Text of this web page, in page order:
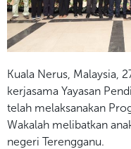
Kuala Nerus, Malaysia,
kerjasama Yayasan
telah melaksanakan
Wakalah melibatkan
negeri Terengganu.